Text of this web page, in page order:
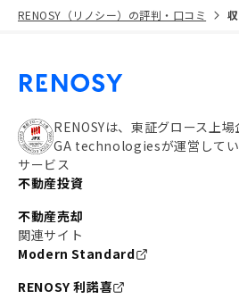
RENOSY（リノシー）の評判・口コミ
RENOSYは、東証グロース上場
GA technologiesが運営してい
サービス
不動産投資
不動産売却
関連サイト
Modern Standard
RENOSY 利諾喜